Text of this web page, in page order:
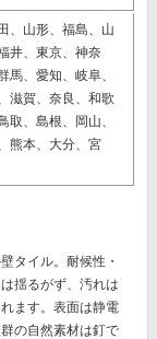
、山形、福島、山
井、東京、神奈
馬、愛知、岐阜、
滋賀、奈良、和歌
取、島根、岡山、
熊本、大分、宮
タイル。 耐候性・
揺るがず、汚れは
ます。表面は静電
の自然素材は釘で